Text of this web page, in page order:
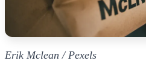
Erik Mclean / Pexels